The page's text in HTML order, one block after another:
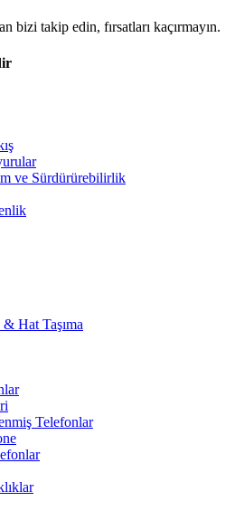
bizi takip edin, fırsatları kaçırmayın.
ve Sürdürürebilirlik
Hat Taşıma
Telefonlar